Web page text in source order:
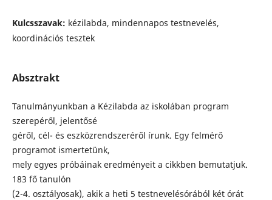
Kulcsszavak: kézilabda, mindennapos testnevelés,
koordinációs tesztek
Absztrakt
Tanulmányunkban a Kézilabda az iskolában program
szerepéről, jelentősé
géről, cél- és eszközrendszeréről írunk. Egy felmérő
programot ismertetünk,
mely egyes próbáinak eredményeit a cikkben bemutatjuk.
183 fő tanulón
(2-4. osztályosak), akik a heti 5 testnevelésórából két órát